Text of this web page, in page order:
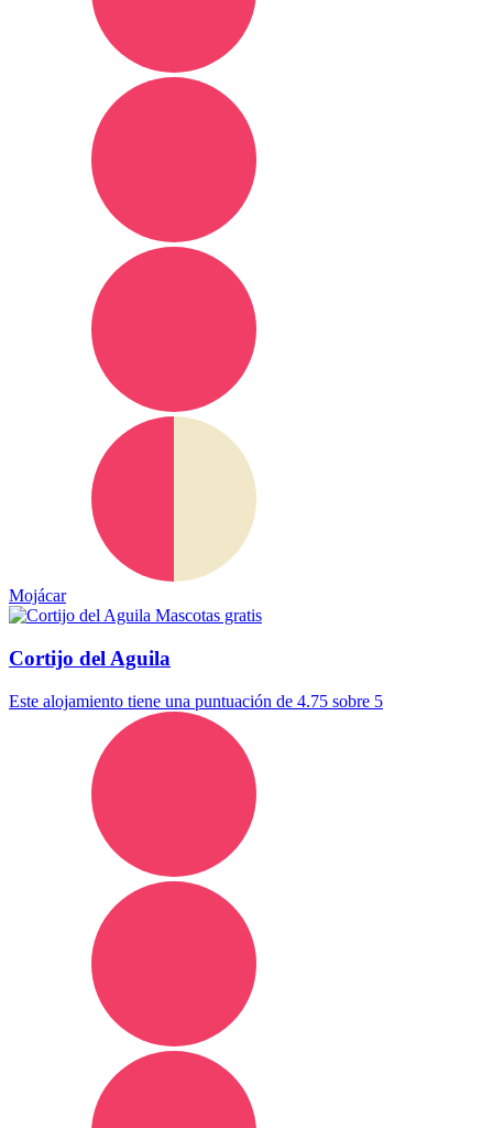
Mojácar
Mascotas gratis
Cortijo del Aguila
Este alojamiento tiene una puntuación de 4.75 sobre 5